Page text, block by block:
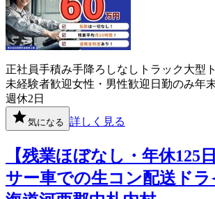
正社員手積み手降ろしなし トラック大型
未経験者歓迎女性・男性歓迎 日勤のみ年
週休2日
気になる 詳しく見る
【残業ほぼなし・年休125
サー車での生コン配送ド